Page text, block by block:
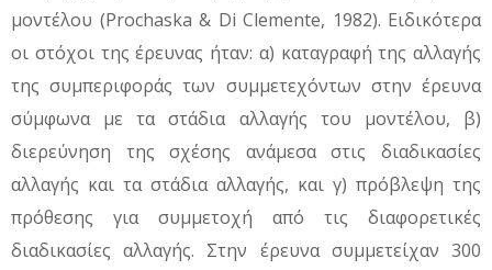
μοντέλου (Prochaska & Di Clemente, 1982). Ειδικότερα
οι στόχοι της έρευνας ήταν: α) καταγραφή της αλλαγής
της συμπεριφοράς των συμμετεχόντων στην έρευνα
σύμφωνα με τα στάδια αλλαγής του μοντέλου, β)
διερεύνηση της σχέσης ανάμεσα στις διαδικασίες
αλλαγής και τα στάδια αλλαγής, και γ) πρόβλεψη της
πρόθεσης για συμμετοχή από τις διαφορετικές
διαδικασίες αλλαγής. Στην έρευνα συμμετείχαν 300